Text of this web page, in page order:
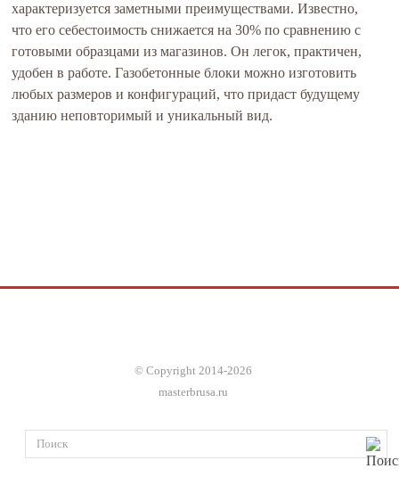
характеризуется заметными преимуществами. Известно,
что его себестоимость снижается на 30% по сравнению с
готовыми образцами из магазинов. Он легок, практичен,
удобен в работе. Газобетонные блоки можно изготовить
любых размеров и конфигураций, что придаст будущему
зданию неповторимый и уникальный вид.
© Copyright 2014-2026
masterbrusa.ru